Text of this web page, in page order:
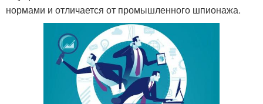
нормами и отличается от промышленного шпионажа.